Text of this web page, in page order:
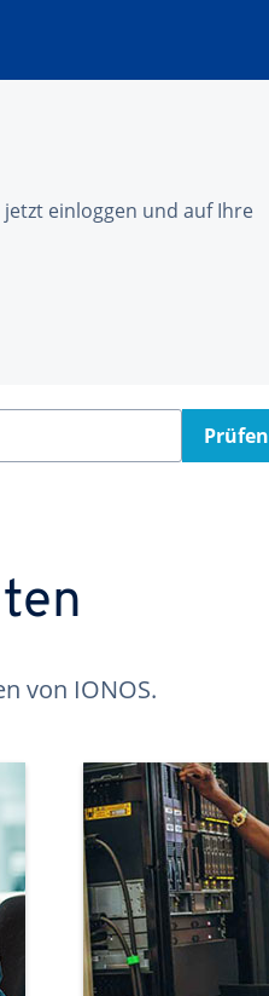
einloggen und auf Ihre
Prüfen
von IONOS.